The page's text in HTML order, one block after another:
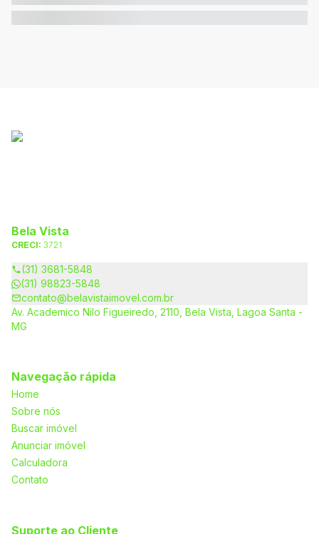
Bela Vista
CRECI: 3721
(31) 3681-5848
(31) 98823-5848
contato@belavistaimovel.com.br
Av. Academico Nilo Figueiredo, 2110, Bela Vista, Lagoa Santa -
MG
Navegação rápida
Home
Sobre nós
Buscar imóvel
Anunciar imóvel
Calculadora
Contato
Suporte ao Cliente